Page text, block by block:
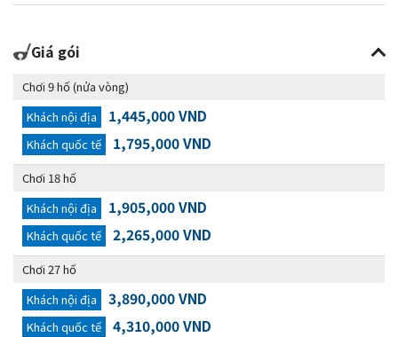
Giá gói
Chơi 9 hố (nửa vòng)
Khách nội địa
1,445,000 VND
Khách quốc tế 1,795,000 VND
Chơi 18 hố
Khách nội địa
1,905,000 VND
Khách quốc tế 2,265,000 VND
Chơi 27 hố
Khách nội địa
3,890,000 VND
Khách quốc tế 4,310,000 VND